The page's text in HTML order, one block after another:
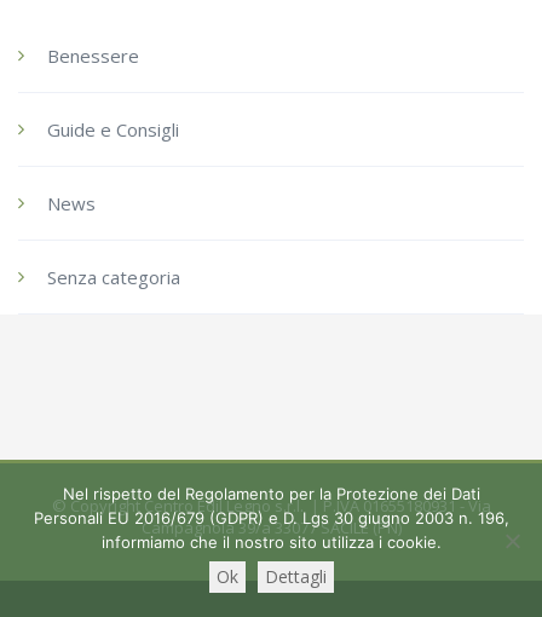
Benessere
Guide e Consigli
News
Senza categoria
© Copyright Centro Edil Legno s.r.l. | P.IVA 01655180931 - Via
Campagnola 39/a 33077 SACILE (PN)
Nel rispetto del Regolamento per la Protezione dei Dati
Personali EU 2016/679 (GDPR) e D. Lgs 30 giugno 2003 n. 196,
informiamo che il nostro sito utilizza i cookie.
Ok Dettagli